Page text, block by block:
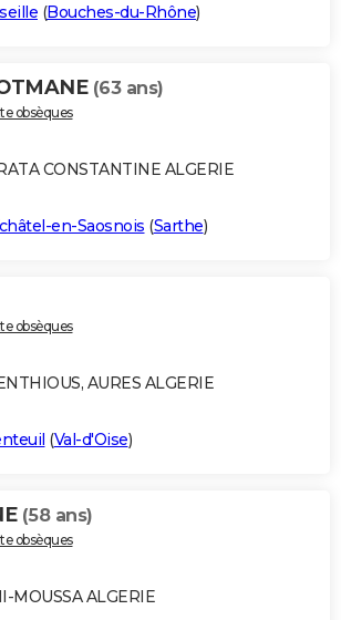
(Bouches-du-Rhône)
(63 ans)
obsèques
CONSTANTINE ALGERIE
en-Saosnois (Sarthe)
obsèques
AURES ALGERIE
(Val-d'Oise)
(58 ans)
obsèques
MOUSSA ALGERIE